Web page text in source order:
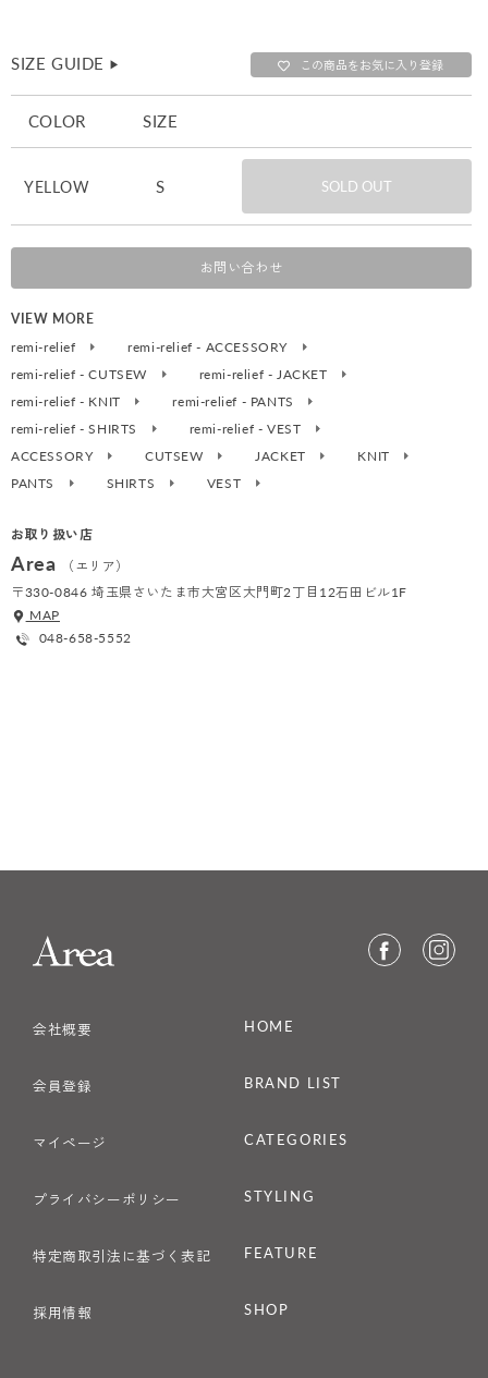
SIZE GUIDE ▶︎ この商品をお気に入り登録
COLOR SIZE
YELLOW S SOLD OUT
お問い合わせ
VIEW MORE
remi-relief
remi-relief - ACCESSORY
remi-relief - CUTSEW
remi-relief - JACKET
remi-relief - KNIT
remi-relief - PANTS
remi-relief - SHIRTS
remi-relief - VEST
ACCESSORY
CUTSEW JACKET
KNIT
PANTS
SHIRTS VEST
お取り扱い店
Area
（エリア）
〒330-0846 埼玉県さいたま市大宮区大門町2丁目12石田ビル1F
MAP
048-658-5552
会社概要
会員登録
マイページ
プライバシーポリシー
特定商取引法に基づく表記
採用情報
HOME
BRAND LIST
CATEGORIES
STYLING
FEATURE
SHOP